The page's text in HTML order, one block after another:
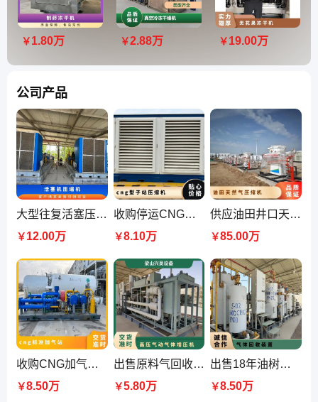
￥1.80万 ￥2.88万 ￥19.00万
公司产品
大型往复活塞压缩机 井口气充装撬 双枪加气柱 配置前置脱水装置
￥12.00万
收购停运CNG子站压缩机 天然气母站充装设备 3000方cng减压装置
￥8.10万
供应油田井口天然气压缩机 设计、制造 一体化企业经营模式
￥85.00万
收购CNG加气站 压缩天然气汽车 大型母站子站设备 添益品牌
￥8.50万
出售原料气回收设备 工艺包括套管气增压机 脱水 脱烃和外输 兴昊品牌
￥5.80万
出售18年油树套管气回收设备 设施包括 湿气压缩机撬 脱水工艺撬
￥8.50万